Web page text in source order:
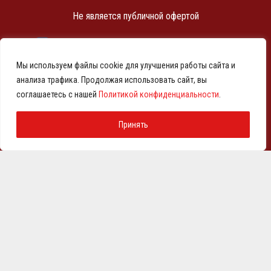
Мы используем файлы cookie для улучшения работы сайта и
анализа трафика. Продолжая использовать сайт, вы
соглашаетесь с нашей Политикой конфиденциальности
Принять
Не является публичной офертой
КПП 781001001
ОГРН 1257800001458
© 2021-2026 Представительство АО «ВМЗ» в Санкт-
Политика конфиденциальности